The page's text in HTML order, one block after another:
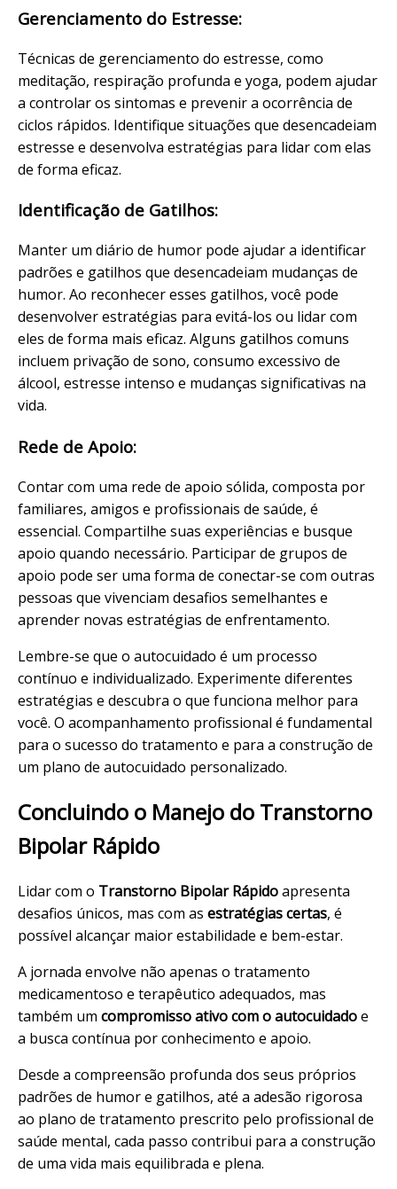
Gerenciamento do Estresse:
Técnicas de gerenciamento do estresse, como
meditação, respiração profunda e yoga, podem ajudar
a controlar os sintomas e prevenir a ocorrência de
ciclos rápidos. Identifique situações que desencadeiam
estresse e desenvolva estratégias para lidar com elas
de forma eficaz.
Identificação de Gatilhos:
Manter um diário de humor pode ajudar a identificar
padrões e gatilhos que desencadeiam mudanças de
humor. Ao reconhecer esses gatilhos, você pode
desenvolver estratégias para evitá-los ou lidar com
eles de forma mais eficaz. Alguns gatilhos comuns
incluem privação de sono, consumo excessivo de
álcool, estresse intenso e mudanças significativas na
vida.
Rede de Apoio:
Contar com uma rede de apoio sólida, composta por
familiares, amigos e profissionais de saúde, é
essencial. Compartilhe suas experiências e busque
apoio quando necessário. Participar de grupos de
apoio pode ser uma forma de conectar-se com outras
pessoas que vivenciam desafios semelhantes e
aprender novas estratégias de enfrentamento.
Lembre-se que o autocuidado é um processo
contínuo e individualizado. Experimente diferentes
estratégias e descubra o que funciona melhor para
você. O acompanhamento profissional é fundamental
para o sucesso do tratamento e para a construção de
um plano de autocuidado personalizado.
Concluindo o Manejo do Transtorno
Bipolar Rápido
Lidar com o Transtorno Bipolar Rápidoapresenta
desafios únicos, mas com as estratégias certas, é
possível alcançar maior estabilidade e bem-estar.
A jornada envolve não apenas o tratamento
medicamentoso e terapêutico adequados, mas
também um compromisso ativo com o autocuidadoe
a busca contínua por conhecimento e apoio.
Desde a compreensão profunda dos seus próprios
padrões de humor e gatilhos, até a adesão rigorosa
ao plano de tratamento prescrito pelo profissional de
saúde mental, cada passo contribui para a construção
de uma vida mais equilibrada e plena.